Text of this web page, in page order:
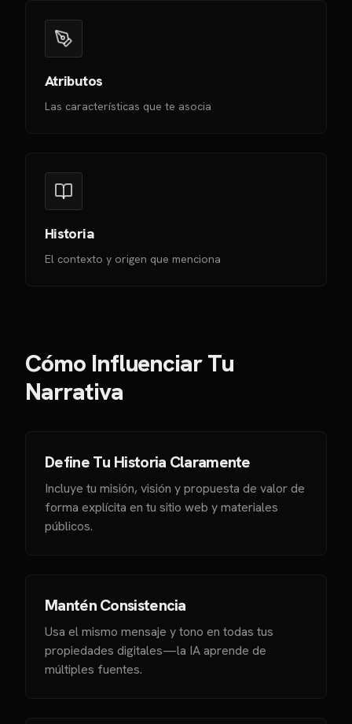
Atributos
Las características que te asocia
Historia
El contexto y origen que menciona
Cómo Influenciar Tu
Narrativa
Define Tu Historia Claramente
Incluye tu misión, visión y propuesta de valor de
forma explícita en tu sitio web y materiales
públicos.
Mantén Consistencia
Usa el mismo mensaje y tono en todas tus
propiedades digitales—la IA aprende de
múltiples fuentes.